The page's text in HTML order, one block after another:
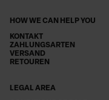
HOW WE CAN HELP YOU
KONTAKT
ZAHLUNGSARTEN
VERSAND
RETOUREN
LEGAL AREA